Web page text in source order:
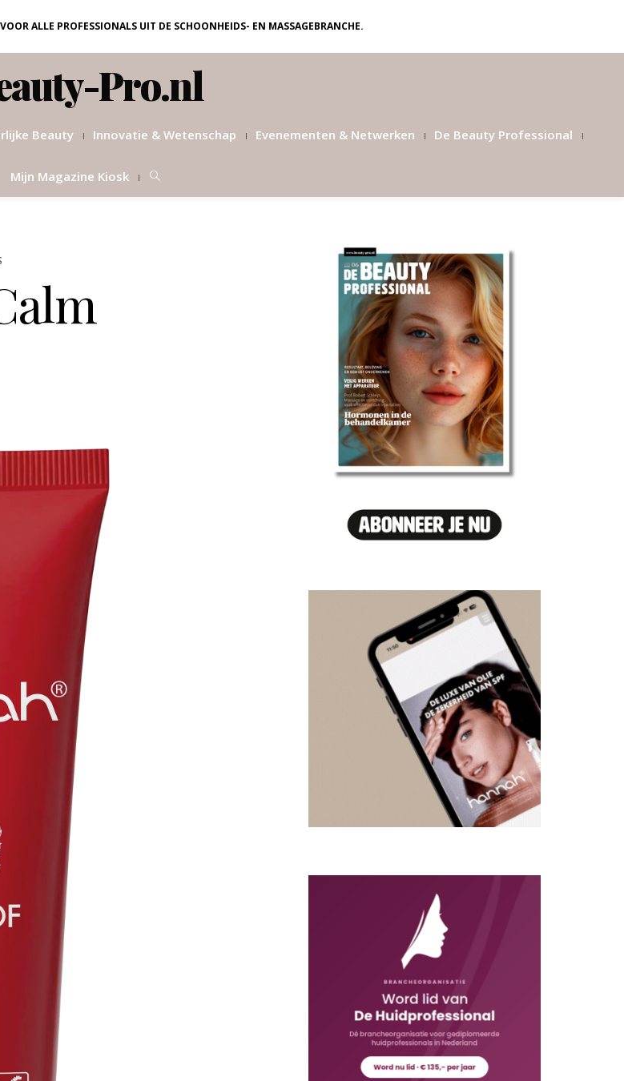
ALLE PROFESSIONALS UIT DE SCHOONHEIDS- EN MASSAGEBRANCHE.
Pro.nl
Beauty Innovatie & Wetenschap Evenementen & Netwerken De Beauty Professional
Mijn Magazine Kiosk